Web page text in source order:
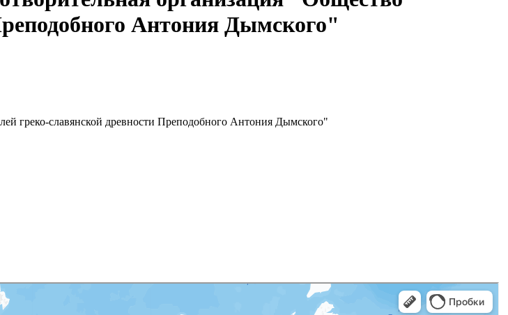
Антония Дымского"
греко-славянской древности Преподобного Антония Дымского"